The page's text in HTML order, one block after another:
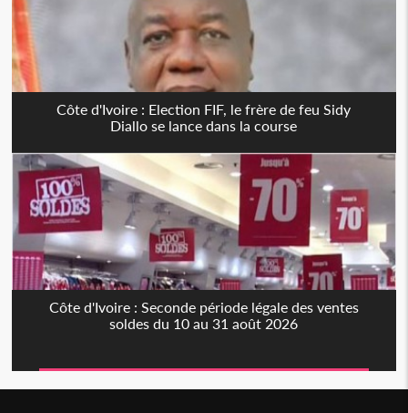
Côte d'Ivoire : Election FIF, le frère de feu Sidy
Diallo se lance dans la course
Côte d'Ivoire : Seconde période légale des ventes
soldes du 10 au 31 août 2026